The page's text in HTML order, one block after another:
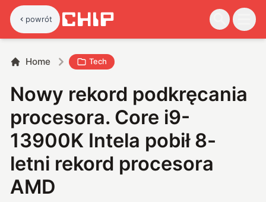
powrót
Home Tech
Nowy rekord podkręcania
procesora. Core i9-
13900K Intela pobił 8-
letni rekord procesora
AMD